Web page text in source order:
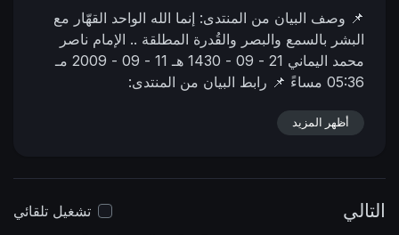
📌 وصف البیان من المنتدى: إنما الله الواحد القهّار مع
البشر بالسمع والبصر والقُدرة المطلقة .. الإمام ناصر
محمد اليماني 21 - 09 - 1430 هـ
11 - 09 - 2009 مـ
05:36 مساءً
📌 رابط البيان من المنتدى:
p=5618
أظهر المزيد
التالي
تشغيل تلقائي